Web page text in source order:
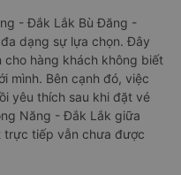
- Đắk Lắk Bù Đăng -
dạng sự lựa chọn. Đây
cho hàng khách không biết
mình. Bên cạnh đó, việc
yêu thích sau khi đặt vé
Năng - Đắk Lắk giữa
trực tiếp vẫn chưa được